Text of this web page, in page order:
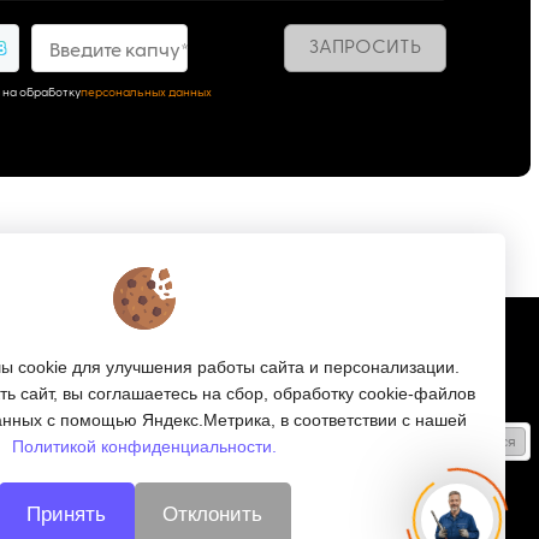
Введите капчу* ЗАПРОСИТЬ
на обработкуперсональных данных
Получайте только полезные статьи!
Подписаться
Согласен на обработку персональных данных
cookie для улучшения работы сайта и персонализации.
сайт, вы соглашаетесь на сбор, обработку cookie-файлов
с помощью Яндекс.Метрика, в соответствии с нашей
Политикой конфиденциальности.
Принять Отклонить